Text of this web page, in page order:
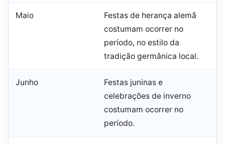
Maio
Festas de herança alemã
costumam ocorrer no
período, no estilo da
tradição germânica local.
Junho
Festas juninas e
celebrações de inverno
costumam ocorrer no
período.